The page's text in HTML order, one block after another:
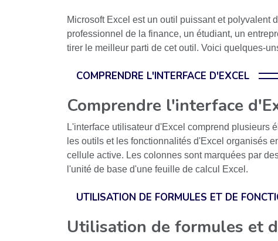
Microsoft Excel est un outil puissant et polyvalent
professionnel de la finance, un étudiant, un
tirer le meilleur parti de cet outil. Voici quelques-
COMPRENDRE L'INTERFACE D'EXCEL
Comprendre l'interface
L'interface utilisateur d'Excel comprend plusieurs
les outils et les fonctionnalités d'Excel organisés
cellule active. Les colonnes sont marquées par
l'unité de base d'une feuille de calcul Excel.
UTILISATION DE FORMULES ET DE
Utilisation de formules et